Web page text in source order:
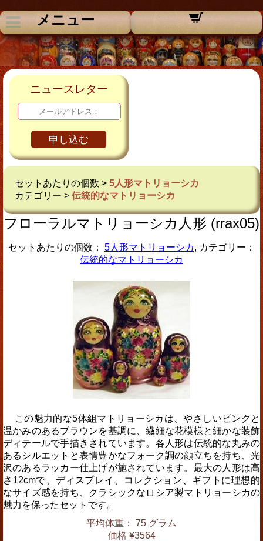
メニュー
ニュースレター
申し込む
セットあたりの個数 > 5人形マトリョーシカ
カテゴリー > 伝統的なマトリョーシカ
フローラルマトリョーシカ人形 (rrax05)
セットあたりの個数： 5人形マトリョーシカ, カテゴリー：
伝統的なマトリョーシカ
この魅力的な5体組マトリョーシカは、やさしいピンクと
温かみのあるブラウンを基調に、繊細な花模様と細かな装飾
ディテールで手描きされています。各人形は伝統的な丸みの
あるシルエットと表情豊かなフォーク調の顔立ちを持ち、光
沢のあるラッカー仕上げが施されています。最大の人形は高
さ12cmで、ディスプレイ、コレクション、ギフトに理想的
なサイズ感を持ち、クラシックなロシア製マトリョーシカの
魅力を保ったセットです。
平均体重： 75 グラム
価格 ¥3564